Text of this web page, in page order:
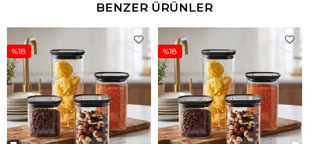
BENZER ÜRÜNLER
%18 %18